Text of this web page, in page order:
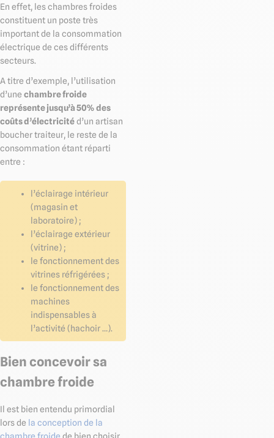
En effet, les chambres froides
constituent un poste très
important de la consommation
électrique de ces différents
secteurs.
A titre d’exemple, l’utilisation
d’une chambre froide
représente jusqu’à 50% des
coûts d’électricitéd’un artisan
boucher traiteur, le reste de la
consommation étant réparti
entre :
l’éclairage intérieur
(magasin et
laboratoire) ;
l’éclairage extérieur
(vitrine) ;
le fonctionnement des
vitrines réfrigérées ;
le fonctionnement des
machines
indispensables à
l’activité (hachoir …).
Bien concevoir sa
chambre froide
Il est bien entendu primordial
lors de la conception de la